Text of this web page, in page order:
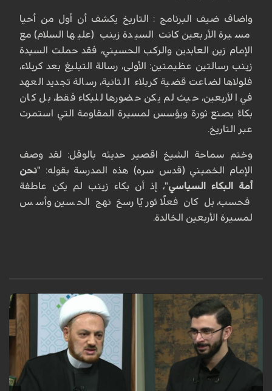
واضاف ضيف البرنامج : التاريخ يكشف أن أول من أحيا
مسيرة الأربعين كانت السيدة زينب (عليها السلام) مع
الإمام زين العابدين والركب الحسيني، فقد حملت السيدة
زينب رسالتين عظيمتين: الأولى، رسالة التبليغ بعد كربلاء،
فلولاها لضاعت قضية كربلاء الثانية، رسالة تجديد العهد
في الأربعين، حيث لم يكن حضورها للبكاء فقط، بل كان
بكاءً يصنع ثورة ويؤسس لمسيرة المقاومة التي استمرت
عبر التاريخ.
وختم سماحة الشيخ اقصير حديثه بالوقل: لقد وصف
الإمام الخميني (قدس سره) هذه المدرسة بقوله: "نحن
أمة البكاء السياسي"، إذ أن بكاء زينب لم يكن عاطفة
فحسب، بل كان فعلًا ثوريًا رسخ نهج الحسين وأسس
لمسيرة الأربعين الخالدة.